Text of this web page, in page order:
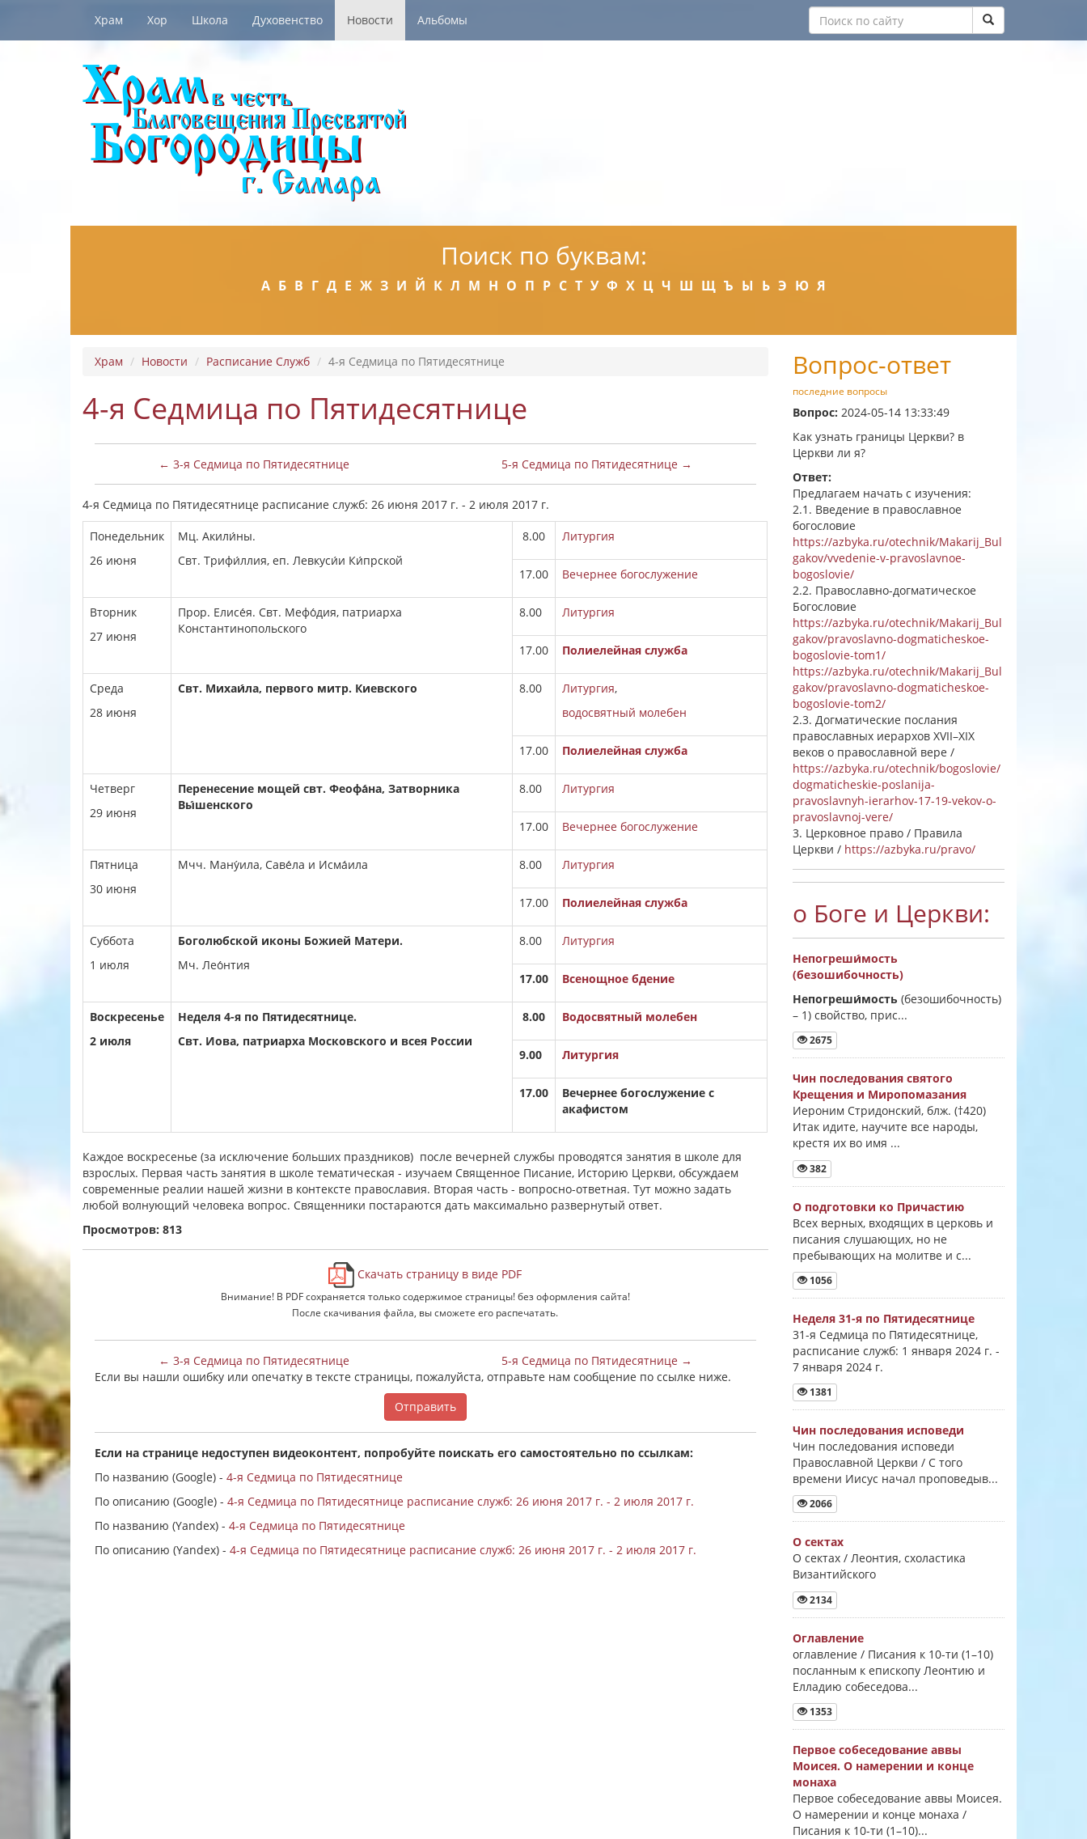
Храм Хор Школа Духовенство Новости Альбомы
Поиск по буквам:
А Б В Г Д Е Ж З И Й К Л М Н О П Р С Т У Ф Х Ц Ч Ш Щ Ъ Ы Ь Э Ю Я
Храм Новости Расписание Служб 4-я Седмица по Пятидесятнице
4-я Седмица по Пятидесятнице
← 3-я Седмица по Пятидесятнице 5-я Седмица по Пятидесятнице →
4-я Седмица по Пятидесятнице расписание служб: 26 июня 2017 г. - 2 июля 2017 г.
Понедельник
26 июня
Мц. Акили́ны.
Свт. Трифи́ллия, еп. Левкуси́и Ки́прской
8.00 Литургия
17.00 Вечернее богослужение
Вторник
27 июня
Прор. Елисе́я. Свт. Мефо́дия, патриарха
Константинопольского
8.00 Литургия
17.00 Полиелейная служба
Среда
28 июня
Свт. Михаи́ла, первого митр. Киевского 8.00 Литургия,
водосвятный молебен
17.00 Полиелейная служба
Четверг
29 июня
Перенесение мощей свт. Феофа́на, Затворника
Вы́шенского
8.00 Литургия
17.00 Вечернее богослужение
Пятница
30 июня
Мчч. Ману́ила, Саве́ла и Исма́ила 8.00 Литургия
17.00 Полиелейная служба
Суббота
1 июля
Боголюбской иконы Божией Матери.
Мч. Лео́нтия
8.00 Литургия
17.00 Всенощное бдение
Воскресенье
2 июля
Неделя 4-я по Пятидесятнице.
Свт. И́ова, патриарха Московского и всея России
8.00 Водосвятный молебен
9.00 Литургия
17.00
Вечернее богослужение с
акафистом
Каждое воскресенье (за исключение больших праздников) после вечерней службы проводятся занятия в школе для
взрослых. Первая часть занятия в школе тематическая - изучаем Священное Писание, Историю Церкви, обсуждаем
современные реалии нашей жизни в контексте православия. Вторая часть - вопросно-ответная. Тут можно задать
любой волнующий человека вопрос. Священники постараются дать максимально развернутый ответ.
Просмотров: 813
Скачать страницу в виде PDF
Внимание! В PDF сохраняется только содержимое страницы! без оформления сайта!
После скачивания файла, вы сможете его распечатать.
← 3-я Седмица по Пятидесятнице
5-я Седмица по Пятидесятнице →
Если вы нашли ошибку или опечатку в тексте страницы, пожалуйста, отправьте нам сообщение по ссылке ниже.
Отправить
Если на странице недоступен видеоконтент, попробуйте поискать его самостоятельно по ссылкам:
По названию (Google) - 4-я Седмица по Пятидесятнице
По описанию (Google) - 4-я Седмица по Пятидесятнице расписание служб: 26 июня 2017 г. - 2 июля 2017 г.
По названию (Yandex) - 4-я Седмица по Пятидесятнице
По описанию (Yandex) - 4-я Седмица по Пятидесятнице расписание служб: 26 июня 2017 г. - 2 июля 2017 г.
Вопрос-ответ
последние вопросы
Вопрос: 2024-05-14 13:33:49
Как узнать границы Церкви? в
Церкви ли я?
Ответ:
Предлагаем начать с изучения:
2.1. Введение в православное
богословие
https://azbyka.ru/otechnik/Makarij_Bul
gakov/vvedenie-v-pravoslavnoe-
bogoslovie/
2.2. Православно-догматическое
Богословие
https://azbyka.ru/otechnik/Makarij_Bul
gakov/pravoslavno-dogmaticheskoe-
bogoslovie-tom1/
https://azbyka.ru/otechnik/Makarij_Bul
gakov/pravoslavno-dogmaticheskoe-
bogoslovie-tom2/
2.3. Догматические послания
православных иерархов XVII–XIX
веков о православной вере /
https://azbyka.ru/otechnik/bogoslovie/
dogmaticheskie-poslanija-
pravoslavnyh-ierarhov-17-19-vekov-o-
pravoslavnoj-vere/
3. Церковное право / Правила
Церкви / https://azbyka.ru/pravo/
о Боге и Церкви:
Непогреши́мость
(безошибочность)
Непогреши́мость (безошибочность)
–1) свойство, прис...
2675
Чин последования святого
Крещения и Миропомазания
Иероним Стридонский, блж. (†420)
Итак идите, научите все народы,
крестя их во имя ...
382
О подготовки ко Причастию
Всех верных, входящих в церковь и
писания слушающих, но не
пребывающих на молитве и с...
1056
Неделя 31-я по Пятидесятнице
31-я Седмица по Пятидесятнице,
расписание служб: 1 января 2024 г. -
7 января 2024 г.
1381
Чин последования исповеди
Чин последования исповеди
Православной Церкви / С того
времени Иисус начал проповедыв...
2066
О сектах
О сектах / Леонтия, схоластика
Византийского
2134
Оглавление
оглавление / Писания к 10-ти (1–10)
посланным к епископу Леонтию и
Елладию собеседова...
1353
Первое собеседование аввы
Моисея. О намерении и конце
монаха
Первое собеседование аввы Моисея.
О намерении и конце монаха /
Писания к 10-ти (1–10)...